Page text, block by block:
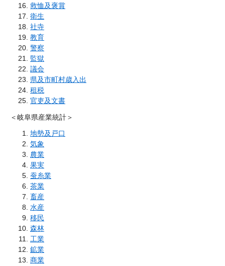
救恤及褒賞
衛生
社寺
教育
警察
監獄
議会
県及市町村歳入出
租税
官吏及文書
＜岐阜県産業統計＞
地勢及戸口
気象
農業
果実
蚕糸業
茶業
畜産
水産
移民
森林
工業
鉱業
商業